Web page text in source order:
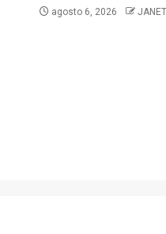
agosto 6, 2026 JANET